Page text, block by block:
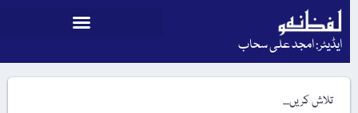
ایڈیٹر: امجد علی سحاب